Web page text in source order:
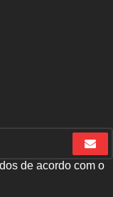
de acordo com o